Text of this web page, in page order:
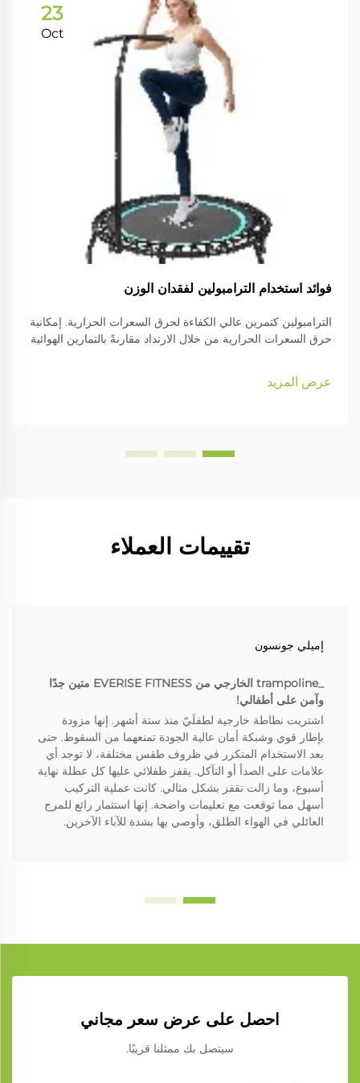
23
Oct
فوائد استخدام الترامبولين لفقدان الوزن
الترامبولين كتمرين عالي الكفاءة لحرق السعرات الحرارية. إمكانية
حرق السعرات الحرارية من خلال الارتداد مقارنةً بالتمارين الهوائية
أن القفز على الترامبولين يمكنه حرق السعرات الحرارية بنسبة
تصل إلى حوالي t...
عرض المزيد
تقييمات العملاء
إميلي جونسون
_trampoline الخارجي من EVERISE FITNESS متين جدًا
وآمن على أطفالي!
اشتريت نطاطة خارجية لطفلَيّ منذ ستة أشهر. إنها مزودة
بإطار قوي وشبكة أمان عالية الجودة تمنعهما من السقوط. حتى
بعد الاستخدام المتكرر في ظروف طقس مختلفة، لا توجد أي
علامات على الصدأ أو التآكل. يقفز طفلائي عليها كل عطلة نهاية
أسبوع، وما زالت تقفز بشكل مثالي. كانت عملية التركيب
أسهل مما توقعت مع تعليمات واضحة. إنها استثمار رائع للمرح
العائلي في الهواء الطلق، وأوصي بها بشدة للآباء الآخرين.
احصل على عرض سعر مجاني
سيتصل بك ممثلنا قريبًا.